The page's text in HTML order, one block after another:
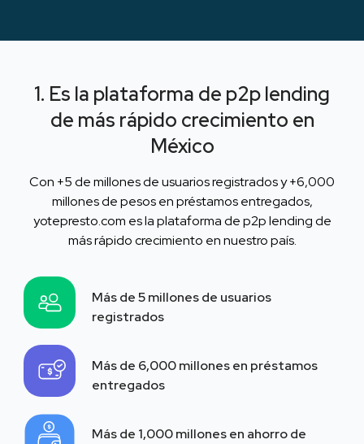
1. Es la plataforma de p2p lending
de más rápido crecimiento en
México
Con +5de millones de usuarios registrados y+6,000
millones de pesos en préstamos entregados,
yotepresto.com es la plataforma de p2p lending de
más rápido crecimiento en nuestro país.
Más de 5 millones de usuarios
registrados
Más de 6,000 millones en préstamos
entregados
Más de 1,000 millones en ahorro de